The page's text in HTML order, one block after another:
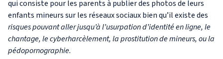
qui consiste pour les parents à publier des photos de leurs
enfants mineurs sur les réseaux sociaux bien qu’il existe des
risques pouvant aller jusqu’à l’usurpation d’identité en ligne, le
chantage, le cyberharcèlement, la prostitution de mineurs, ou la
pédopornographie.